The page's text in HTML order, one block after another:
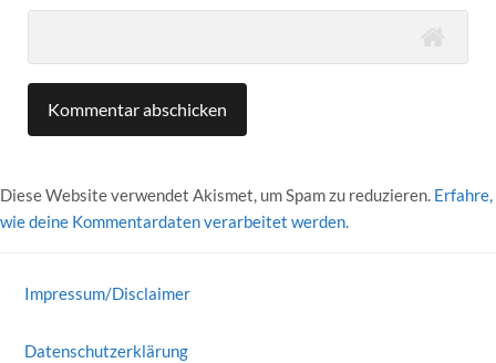
Diese Website verwendet Akismet, um Spam zu reduzieren. Erfahre,
wie deine Kommentardaten verarbeitet werden.
Impressum/Disclaimer
Datenschutzerklärung